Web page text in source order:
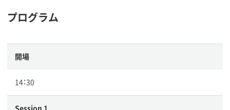
プログラム
開場
14：30
Session 1